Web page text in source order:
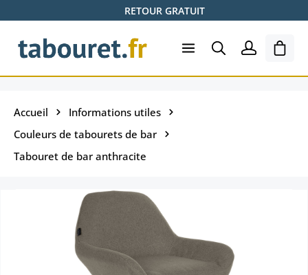
Passer au contenu principalRETOUR GRATUIT
Le
Accueil
Informations utiles
Couleurs de tabourets de bar
Tabouret de bar anthracite